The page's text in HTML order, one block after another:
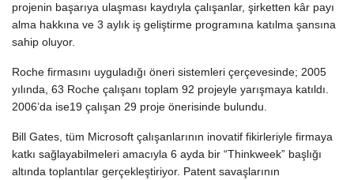
projenin başarıya ulaşması kaydıyla çalışanlar, şirketten kâr payı
alma hakkına ve 3 aylık iş geliştirme programına katılma şansına
sahip oluyor.
Roche firmasını uyguladığı öneri sistemleri çerçevesinde; 2005
yılında, 63 Roche çalışanı toplam 92 projeyle yarışmaya katıldı.
2006’da ise19 çalışan 29 proje önerisinde bulundu.
Bill Gates, tüm Microsoft çalışanlarının inovatif fikirleriyle firmaya
katkı sağlayabilmeleri amacıyla 6 ayda bir “Thinkweek” başlığı
altında toplantılar gerçekleştiriyor. Patent savaşlarının